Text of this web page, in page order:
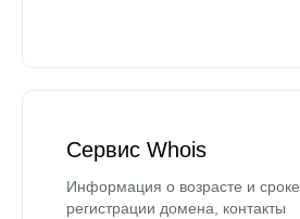
Сервис Whois
Информация о возрасте и сроке
регистрации домена, контакты